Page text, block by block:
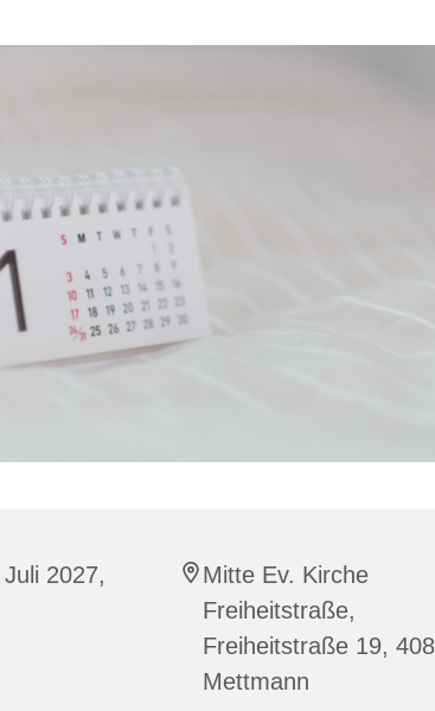
2027,
Mitte Ev. Kirche
Freiheitstraße,
Freiheitstraße 19,
Mettmann